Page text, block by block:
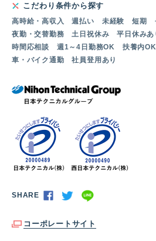
SHARE
コーポレートサイト
こだわり条件から探す
高時給・高収入 週払い 未経験 短期
夜勤・交替勤務
土日祝休み 平日休みあ
時間応相談
週1～4日勤務OK 扶養内OK
車・バイク通勤
社員登用あり